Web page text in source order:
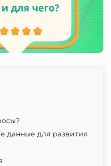
данные для развития